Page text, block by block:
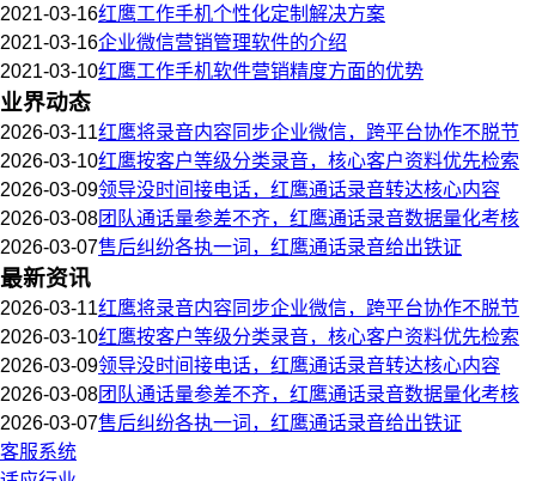
2021-03-16红鹰工作手机个性化定制解决方案
2021-03-16企业微信营销管理软件的介绍
2021-03-10红鹰工作手机软件营销精度方面的优势
业界动态
2026-03-11红鹰将录音内容同步企业微信，跨平台协作不脱节
2026-03-10红鹰按客户等级分类录音，核心客户资料优先检索
2026-03-09领导没时间接电话，红鹰通话录音转达核心内容
2026-03-08团队通话量参差不齐，红鹰通话录音数据量化考核
2026-03-07售后纠纷各执一词，红鹰通话录音给出铁证
最新资讯
2026-03-11红鹰将录音内容同步企业微信，跨平台协作不脱节
2026-03-10红鹰按客户等级分类录音，核心客户资料优先检索
2026-03-09领导没时间接电话，红鹰通话录音转达核心内容
2026-03-08团队通话量参差不齐，红鹰通话录音数据量化考核
2026-03-07售后纠纷各执一词，红鹰通话录音给出铁证
客服系统